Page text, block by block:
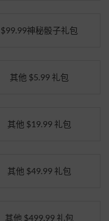
$99.99神秘骰子礼包
其他 $5.99 礼包
其他 $19.99 礼包
其他 $49.99 礼包
其他 $499.99 礼包